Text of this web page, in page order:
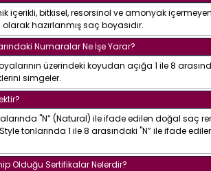
içerikli, bitkisel, resorsinol ve amonyak içermeyen,
hazırlanmış saç boyasıdır.
Numaralar Ne İşe Yarar?
üzerindeki koyudan açığa 1 ile 8
simgeler.
"N” (Natural) ile ifade edilen doğal saç
tonlarında 1 ile 8 arasındaki "N” ile ifade
Olduğu Sertifikalar Nelerdir?